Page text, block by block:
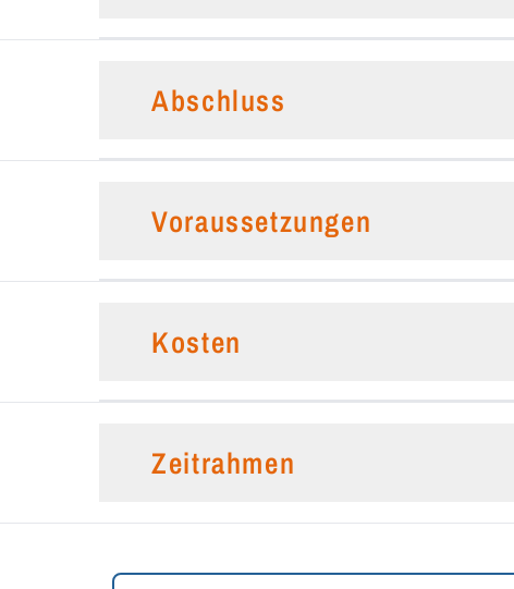
Abschluss
Voraussetzungen
Kosten
Zeitrahmen